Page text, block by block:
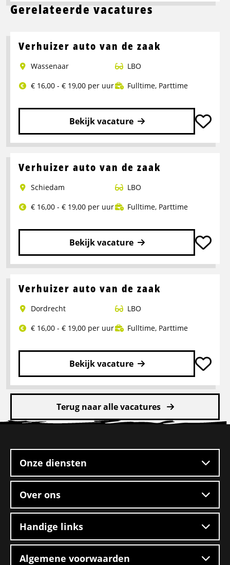
Gerelateerde vacatures
Verhuizer auto van de zaak
Wassenaar
LBO
€ 16,00 - € 19,00 per uur
Fulltime, Parttime
Bekijk vacature
Lees
over
auto
van
de
zaak
Verhuizer auto van de zaak
Schiedam
LBO
€ 16,00 - € 19,00 per uur
Fulltime, Parttime
Bekijk vacature
Lees
over
auto
van
de
zaak
Verhuizer auto van de zaak
Dordrecht
LBO
€ 16,00 - € 19,00 per uur
Fulltime, Parttime
Bekijk vacature
Lees
meer
Verhuizer
zaak
Terug naar alle vacatures
footer
Onze diensten
Over ons
Handige links
Algemene voorwaarden